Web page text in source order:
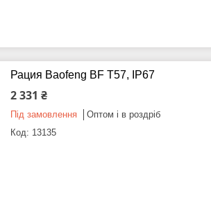
Рация Baofeng BF T57, IP67
2 331 ₴
Під замовлення
Оптом і в роздріб
13135